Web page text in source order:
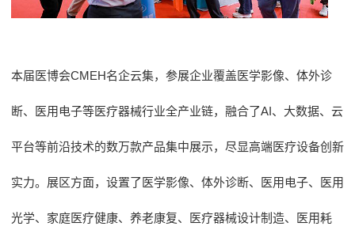
本届医博会CMEH名企云集，参展企业覆盖医学影像、体外诊
断、医用电子等医疗器械行业全产业链，融合了AI、大数据、云
平台等前沿技术的数万款产品集中展示，尽显高端医疗设备创新
实力。展区方面，设置了医学影像、体外诊断、医用电子、医用
光学、家庭医疗健康、养老康复、医疗器械设计制造、医用耗